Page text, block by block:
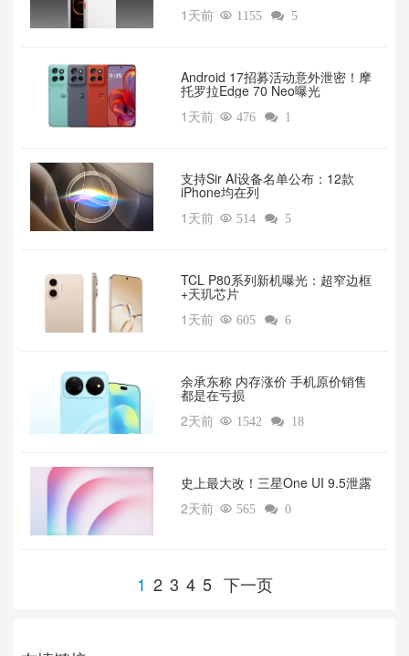
1天前  1155  5
Android 17招募活动意外泄密！摩
托罗拉Edge 70 Neo曝光
1天前  476  1
支持Sir AI设备名单公布：12款
iPhone均在列
1天前  514  5
TCL P80系列新机曝光：超窄边框
+天玑芯片
1天前  605  6
余承东称 内存涨价 手机原价销售
都是在亏损
2天前  1542  18
‌史上最大改！三星One UI 9.5泄露
2天前  565  0
1 2 3 4 5 下一页